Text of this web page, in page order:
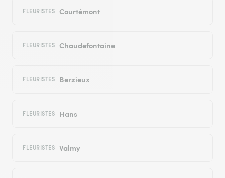
FLEURISTES Courtémont
FLEURISTES Chaudefontaine
FLEURISTES Berzieux
FLEURISTES Hans
FLEURISTES Valmy